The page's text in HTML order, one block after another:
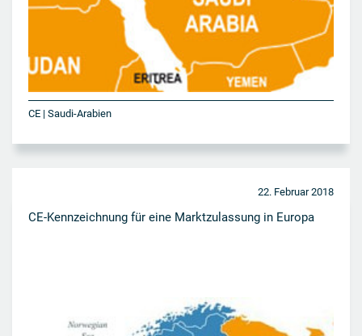
CE | Saudi-Arabien
22. Februar 2018
CE-Kennzeichnung für eine Marktzulassung in Europa